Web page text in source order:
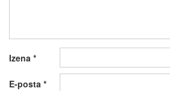
Izena *
E-posta *